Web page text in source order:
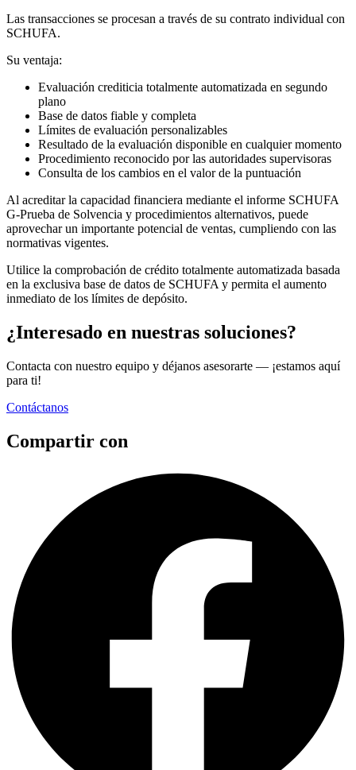
Las transacciones se procesan a través de su contrato individual con
SCHUFA.
Su ventaja:
Evaluación crediticia totalmente automatizada en segundo
plano
Base de datos fiable y completa
Límites de evaluación personalizables
Resultado de la evaluación disponible en cualquier momento
Procedimiento reconocido por las autoridades supervisoras
Consulta de los cambios en el valor de la puntuación
Al acreditar la capacidad financiera mediante el informe SCHUFA
G-Prueba de Solvencia y procedimientos alternativos, puede
aprovechar un importante potencial de ventas, cumpliendo con las
normativas vigentes.
Utilice la comprobación de crédito totalmente automatizada basada
en la exclusiva base de datos de SCHUFA y permita el aumento
inmediato de los límites de depósito.
¿Interesado en nuestras soluciones?
Contacta con nuestro equipo y déjanos asesorarte — ¡estamos aquí
para ti!
Contáctanos
Compartir con